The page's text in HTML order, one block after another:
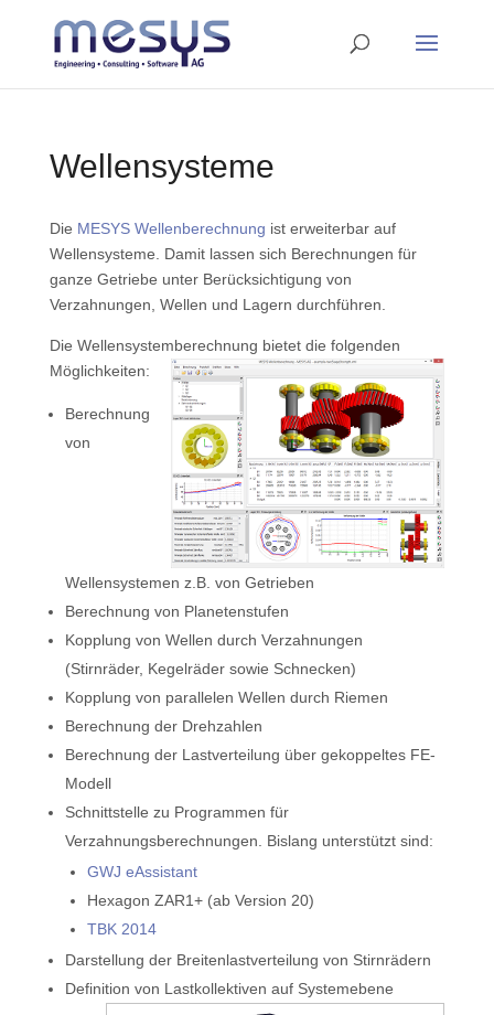
Wellensysteme
Die MESYS Wellenberechnung ist erweiterbar auf
Wellensysteme. Damit lassen sich Berechnungen für
ganze Getriebe unter Berücksichtigung von
Verzahnungen, Wellen und Lagern durchführen.
Die Wellensystemberechnung bietet die folgenden
Möglichkeiten:
Berechnung
von
Wellensystemen z.B. von Getrieben
Berechnung von Planetenstufen
Kopplung von Wellen durch Verzahnungen
(Stirnräder, Kegelräder sowie Schnecken)
Kopplung von parallelen Wellen durch Riemen
Berechnung der Drehzahlen
Berechnung der Lastverteilung über gekoppeltes FE-
Modell
Schnittstelle zu Programmen für
Verzahnungsberechnungen. Bislang unterstützt sind:
GWJ eAssistant
Hexagon ZAR1+ (ab Version 20)
TBK 2014
Darstellung der Breitenlastverteilung von Stirnrädern
Definition von Lastkollektiven auf Systemebene